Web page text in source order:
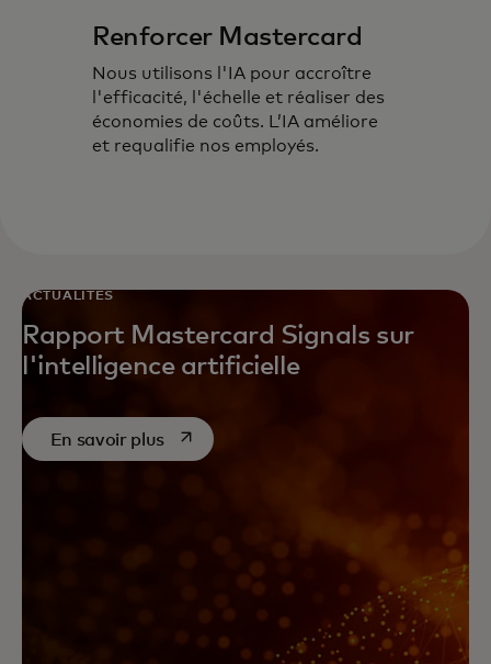
Renforcer Mastercard
Nous utilisons l'IA pour accroître
l'efficacité, l'échelle et réaliser des
économies de coûts. L’IA améliore
et requalifie nos employés.
ACTUALITÉS
Rapport Mastercard Signals sur
l'intelligence artificielle
En savoir pluss’ouvre dans un nouvel onglet